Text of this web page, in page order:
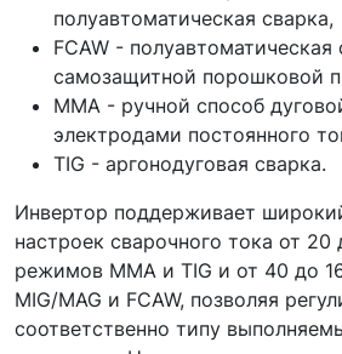
полуавтоматическая сварка,
FCAW - полуавтоматическая
самозащитной порошковой
MMA - ручной способ
электродами постоянного
TIG - аргонодуговая сварка.
Инвертор поддерживает
настроек сварочного тока от 20
режимов MMA и TIG и от 40 до
MIG/MAG и FCAW, позволяя
соответственно типу